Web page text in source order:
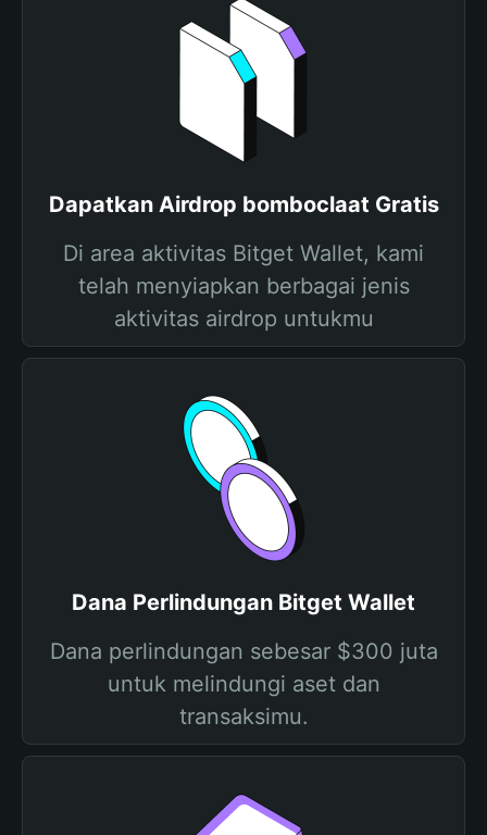
Dapatkan Airdrop bomboclaat Gratis
Di area aktivitas Bitget Wallet, kami
telah menyiapkan berbagai jenis
aktivitas airdrop untukmu
Dana Perlindungan Bitget Wallet
Dana perlindungan sebesar $300 juta
untuk melindungi aset dan
transaksimu.